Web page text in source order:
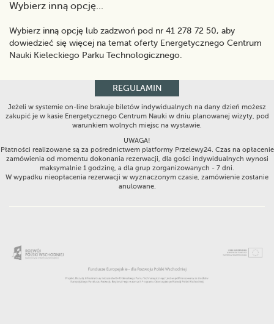
Wybierz inną opcję...
Wybierz inną opcję lub zadzwoń pod nr 41 278 72 50, aby
dowiedzieć się więcej na temat oferty Energetycznego Centrum
Nauki Kieleckiego Parku Technologicznego.
REGULAMIN
Jeżeli w systemie on-line brakuje biletów indywidualnych na dany dzień możesz
zakupić je w kasie Energetycznego Centrum Nauki w dniu planowanej wizyty, pod
warunkiem wolnych miejsc na wystawie.
UWAGA!
Płatności realizowane są za pośrednictwem platformy Przelewy24. Czas na opłacenie
zamówienia od momentu dokonania rezerwacji, dla gości indywidualnych wynosi
maksymalnie 1 godzinę, a dla grup zorganizowanych - 7 dni.
W wypadku nieopłacenia rezerwacji w wyznaczonym czasie, zamówienie zostanie
anulowane.